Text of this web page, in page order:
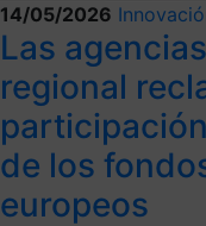
14/05/2026
Las
regional
de los
europeos